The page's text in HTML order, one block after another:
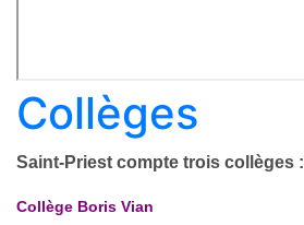
Collèges
Saint-Priest compte trois collèges :
Collège Boris Vian